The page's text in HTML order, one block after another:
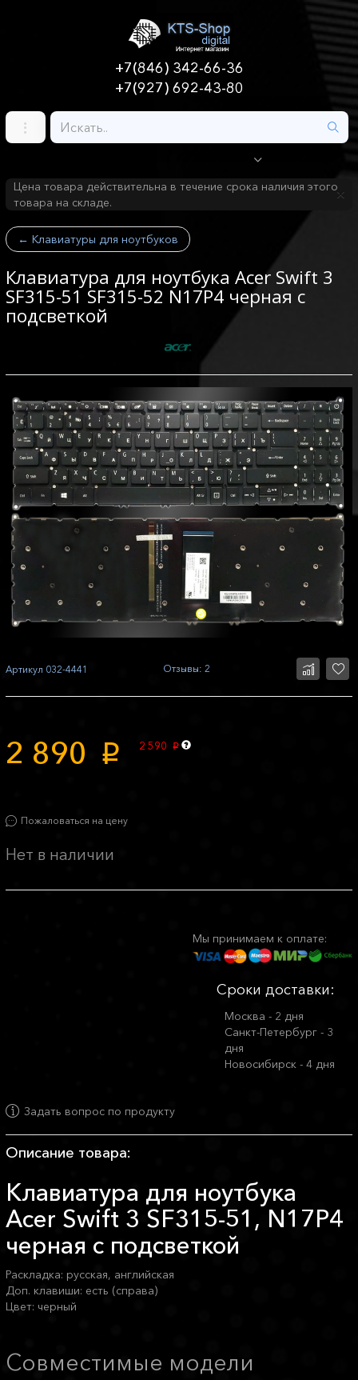
+7(846) 342-66-36
+7(927) 692-43-80
Цена товара действительна в течение срока наличия этого
товара на складе.
← Клавиатуры для ноутбуков
Клавиатура для ноутбука Acer Swift 3
SF315-51 SF315-52 N17P4 черная с
подсветкой
Артикул 032-4441 Отзывы: 2
2 890 p 2 590 p
Пожаловаться на цену
Нет в наличии
Мы принимаем к оплате:
Сроки доставки:
Москва - 2 дня
Санкт-Петербург - 3
дня
Новосибирск - 4 дня
Задать вопрос по продукту
Описание товара:
Клавиатура для ноутбука
Acer Swift 3 SF315-51, N17P4
черная с подсветкой
Раскладка: русская, английская
Доп. клавиши: есть (справа)
Цвет: черный
Совместимые модели